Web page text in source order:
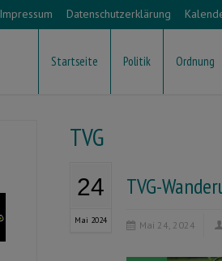
Impressum Datenschutzerklärung
Startseite Politik Ordnung
TVG
24
Mai 2024
TVG-
Mai 24, 2024